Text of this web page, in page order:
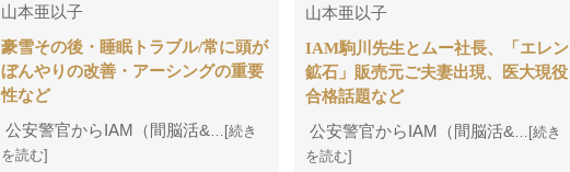
山本亜以子
豪雪その後・睡眠トラブル/常に頭が
ぼんやりの改善・アーシングの重要
性など
公安警官からIAM（間脳活& …[続き
を読む]
山本亜以子
IAM駒川先生とムー社長、「エレン
鉱石」販売元ご夫妻出現、医大現役
合格話題など
公安警官からIAM（間脳活& …[続き
を読む]